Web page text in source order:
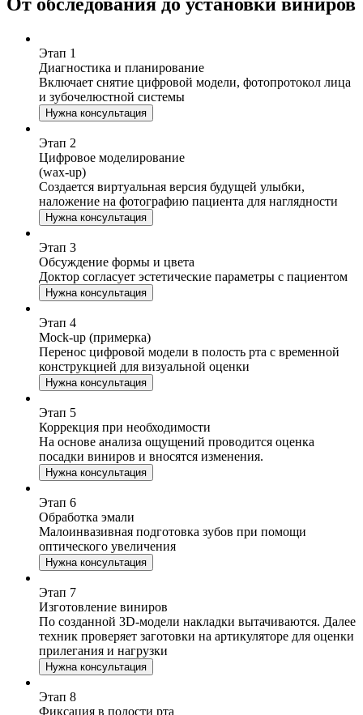
Этап 1
Диагностика и планирование
Включает снятие цифровой модели, фотопротокол лица
и зубочелюстной системы
Нужна консультация
Этап 2
Цифровое моделирование
(wax-up)
Создается виртуальная версия будущей улыбки,
наложение на фотографию пациента для наглядности
Нужна консультация
Этап 3
Обсуждение формы и цвета
Доктор согласует эстетические параметры с пациентом
Нужна консультация
Этап 4
Mock-up (примерка)
Перенос цифровой модели в полость рта с временной
конструкцией для визуальной оценки
Нужна консультация
Этап 5
Коррекция при необходимости
На основе анализа ощущений проводится оценка
посадки виниров и вносятся изменения.
Нужна консультация
Этап 6
Обработка эмали
Малоинвазивная подготовка зубов при помощи
оптического увеличения
Нужна консультация
Этап 7
Изготовление виниров
По созданной 3D-модели накладки вытачиваются. Далее
техник проверяет заготовки на артикуляторе для оценки
прилегания и нагрузки
Нужна консультация
Этап 8
Фиксация в полости рта